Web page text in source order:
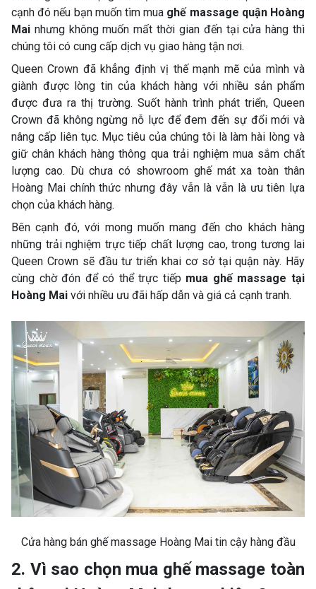
cạnh đó nếu bạn muốn tìm mua ghế massage quận Hoàng
Mai nhưng không muốn mất thời gian đến tại cửa hàng thì
chúng tôi có cung cấp dịch vụ giao hàng tận nơi.
Queen Crown đã khẳng định vị thế mạnh mẽ của mình và
giành được lòng tin của khách hàng với nhiều sản phẩm
được đưa ra thị trường. Suốt hành trình phát triển, Queen
Crown đã không ngừng nỗ lực để đem đến sự đổi mới và
nâng cấp liên tục. Mục tiêu của chúng tôi là làm hài lòng và
giữ chân khách hàng thông qua trải nghiệm mua sắm chất
lượng cao. Dù chưa có showroom ghế mát xa toàn thân
Hoàng Mai chính thức nhưng đây vẫn là vẫn là ưu tiên lựa
chọn của khách hàng.
Bên cạnh đó, với mong muốn mang đến cho khách hàng
những trải nghiệm trực tiếp chất lượng cao, trong tương lai
Queen Crown sẽ đầu tư triển khai cơ sở tại quận này. Hãy
cùng chờ đón để có thể trực tiếp mua ghế massage tại
Hoàng Mai với nhiều ưu đãi hấp dẫn và giá cả cạnh tranh.
Cửa hàng bán ghế massage Hoàng Mai tin cậy hàng đầu
2. Vì sao chọn mua ghế massage toàn